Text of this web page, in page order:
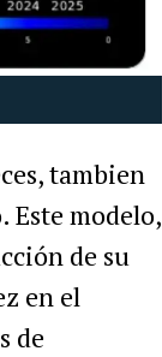
tambien
Este modelo,
de su
en el
de